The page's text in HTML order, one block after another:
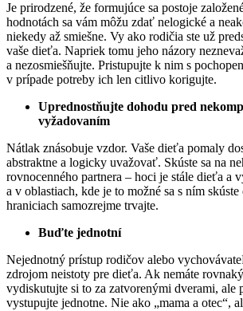
Je prirodzené, že formujúce sa postoje
hodnotách sa vám môžu zdať nelogické a
niekedy až smiešne. Vy ako rodičia ste už
vaše dieťa. Napriek tomu jeho názory
a nezosmiešňujte. Pristupujte k nim s
v prípade potreby ich len citlivo korigujte.
Uprednostňujte dohodu pred
vyžadovaním
Nátlak znásobuje vzdor. Vaše dieťa pomaly
abstraktne a logicky uvažovať. Skúste sa na
rovnocenného partnera – hoci je stále dieťa a
a v oblastiach, kde je to možné sa s ním
hraniciach samozrejme trvajte.
Buďte jednotní
Nejednotný prístup rodičov alebo
zdrojom neistoty pre dieťa. Ak nemáte
vydiskutujte si to za zatvorenými dverami,
vystupujte jednotne. Nie ako „mama a otec“,